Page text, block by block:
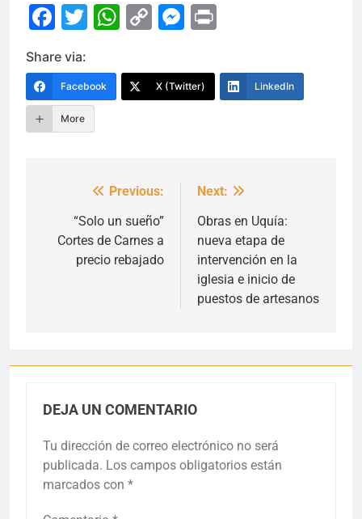
Facebook
Twitter
WhatsApp
CopyMessenger
Share via:
Facebook X (Twitter) LinkedIn
More
Navegación
entradas
Previous:
“Solo un sueño”
Cortes de Carnes a
precio rebajado
Next:
Obras en Uquía:
nueva etapa de
intervención en la
iglesia e inicio de
puestos de artesanos
DEJA UN COMENTARIO
Tu dirección de correo electrónico no será
publicada. Los campos obligatorios están
marcados con *